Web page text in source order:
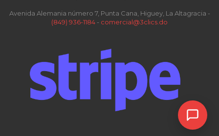
Avenida Alemania número 7, Punta Cana, Higuey, La Altagracia -
(849) 936-1184 - comercial@3clics.do